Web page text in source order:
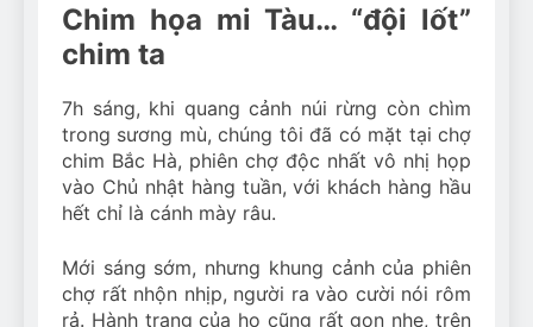
Chim họa mi Tàu… “đội lốt”
chim ta
7h sáng, khi quang cảnh núi rừng còn chìm
trong sương mù, chúng tôi đã có mặt tại chợ
chim Bắc Hà, phiên chợ độc nhất vô nhị họp
vào Chủ nhật hàng tuần, với khách hàng hầu
hết chỉ là cánh mày râu.
Mới sáng sớm, nhưng khung cảnh của phiên
chợ rất nhộn nhịp, người ra vào cười nói rôm
rả. Hành trang của họ cũng rất gọn nhẹ, trên